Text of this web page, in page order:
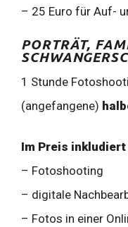
– 25 Euro für Auf-
PORTRÄT,
1 Stunde
(angefangene)
Im Preis inkludiert
– Fotoshooting
– digitale
– Fotos in einer